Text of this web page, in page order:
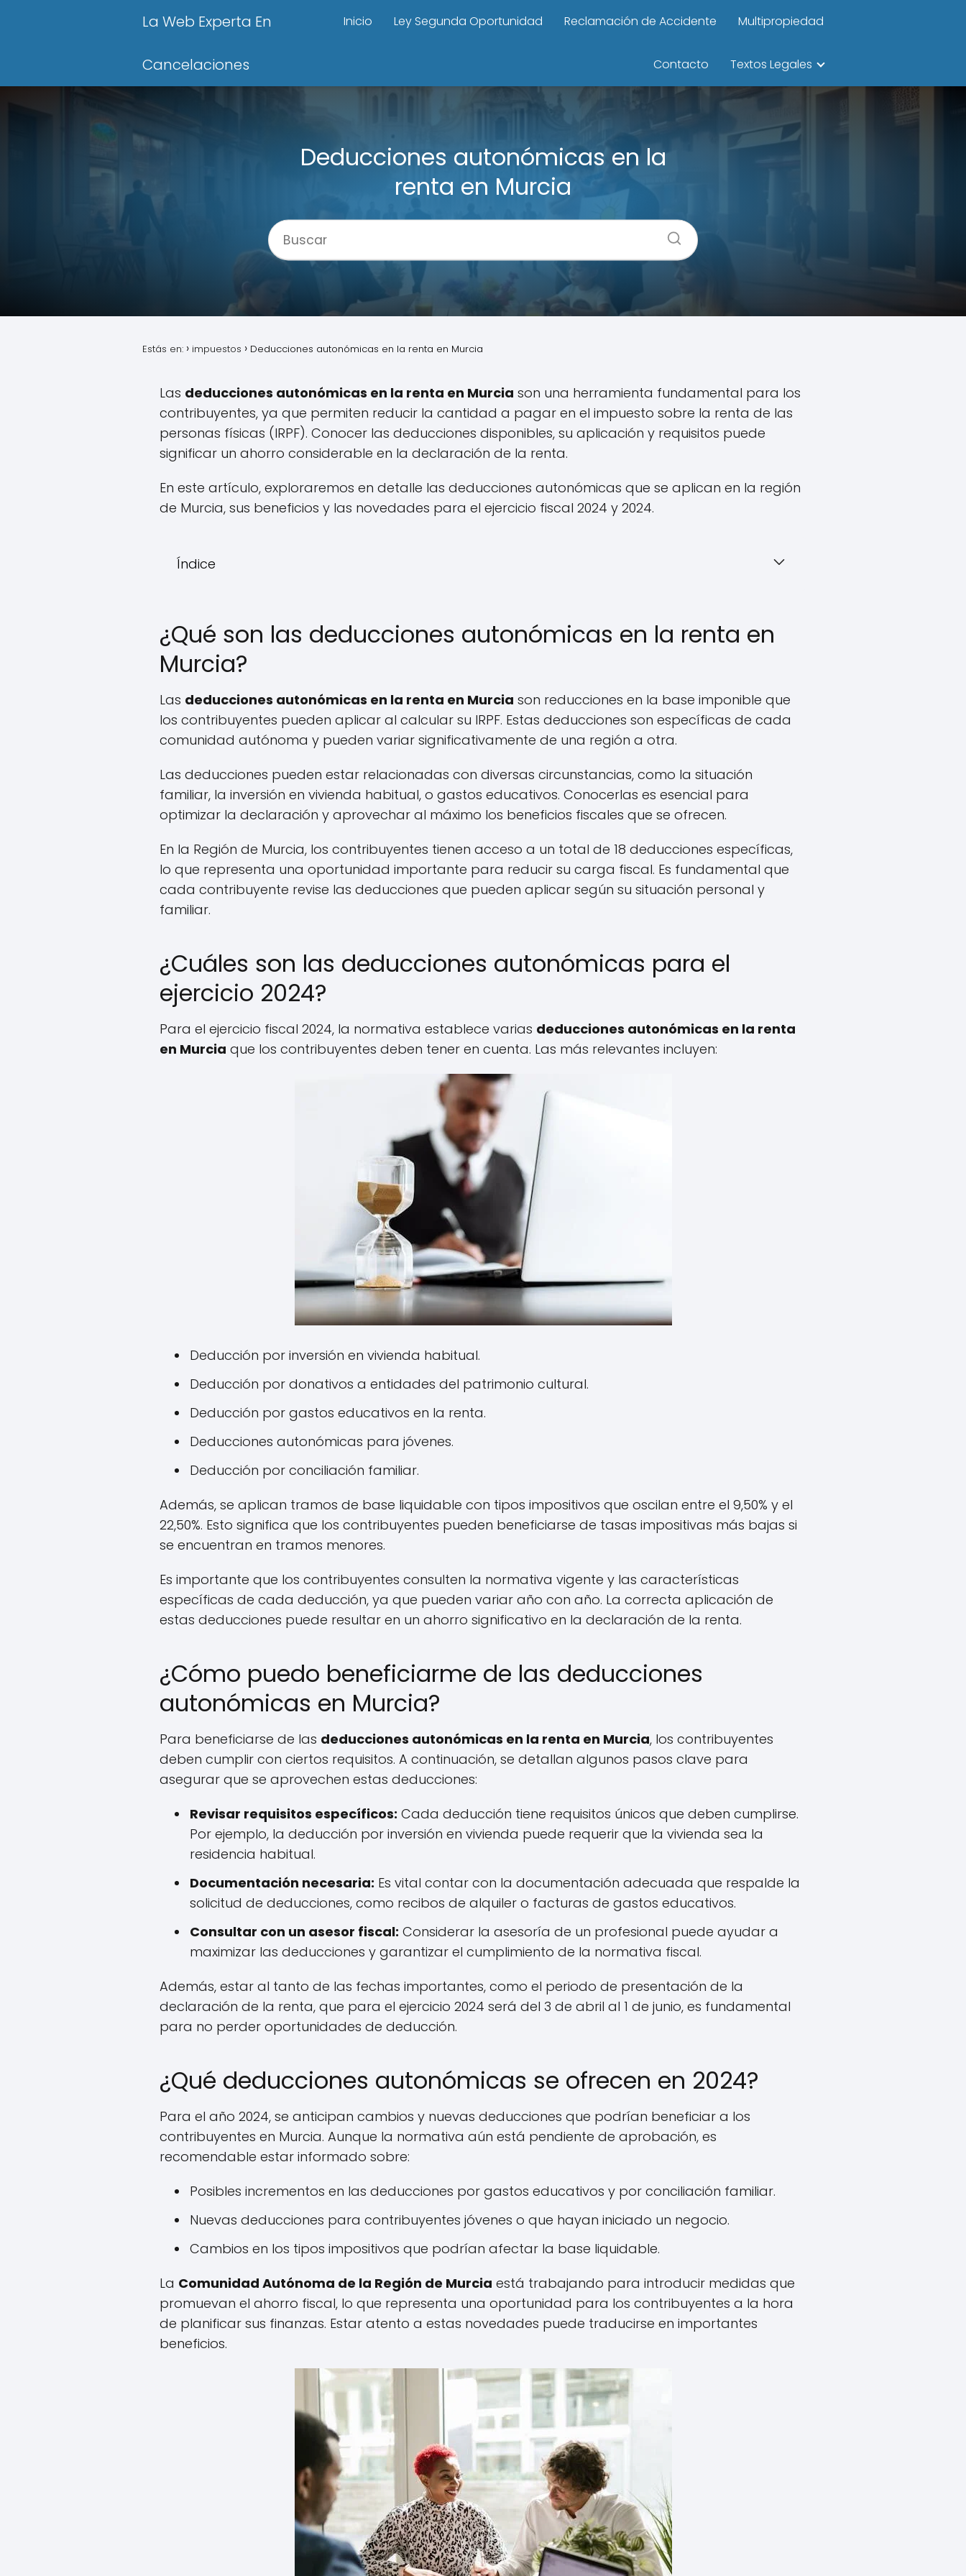
La Web Experta En
Cancelaciones
Inicio Ley Segunda Oportunidad Reclamación de Accidente Multipropiedad
Contacto Textos Legales
Deducciones autonómicas en la
renta en Murcia​
Estás en: impuestos Deducciones autonómicas en la renta en Murcia​
Las deducciones autonómicas en la renta en Murcia son una herramienta fundamental para los
contribuyentes, ya que permiten reducir la cantidad a pagar en el impuesto sobre la renta de las
personas físicas (IRPF). Conocer las deducciones disponibles, su aplicación y requisitos puede
significar un ahorro considerable en la declaración de la renta.
En este artículo, exploraremos en detalle las deducciones autonómicas que se aplican en la región
de Murcia, sus beneficios y las novedades para el ejercicio fiscal 2024 y 2024.
Índice
¿Qué son las deducciones autonómicas en la renta en
Murcia?
Las deducciones autonómicas en la renta en Murcia son reducciones en la base imponible que
los contribuyentes pueden aplicar al calcular su IRPF. Estas deducciones son específicas de cada
comunidad autónoma y pueden variar significativamente de una región a otra.
Las deducciones pueden estar relacionadas con diversas circunstancias, como la situación
familiar, la inversión en vivienda habitual, o gastos educativos. Conocerlas es esencial para
optimizar la declaración y aprovechar al máximo los beneficios fiscales que se ofrecen.
En la Región de Murcia, los contribuyentes tienen acceso a un total de 18 deducciones específicas,
lo que representa una oportunidad importante para reducir su carga fiscal. Es fundamental que
cada contribuyente revise las deducciones que pueden aplicar según su situación personal y
familiar.
¿Cuáles son las deducciones autonómicas para el
ejercicio 2024?
Para el ejercicio fiscal 2024, la normativa establece varias deducciones autonómicas en la renta
en Murcia que los contribuyentes deben tener en cuenta. Las más relevantes incluyen:
Deducción por inversión en vivienda habitual.
Deducción por donativos a entidades del patrimonio cultural.
Deducción por gastos educativos en la renta.
Deducciones autonómicas para jóvenes.
Deducción por conciliación familiar.
Además, se aplican tramos de base liquidable con tipos impositivos que oscilan entre el 9,50% y el
22,50%. Esto significa que los contribuyentes pueden beneficiarse de tasas impositivas más bajas si
se encuentran en tramos menores.
Es importante que los contribuyentes consulten la normativa vigente y las características
específicas de cada deducción, ya que pueden variar año con año. La correcta aplicación de
estas deducciones puede resultar en un ahorro significativo en la declaración de la renta.
¿Cómo puedo beneficiarme de las deducciones
autonómicas en Murcia?
Para beneficiarse de las deducciones autonómicas en la renta en Murcia, los contribuyentes
deben cumplir con ciertos requisitos. A continuación, se detallan algunos pasos clave para
asegurar que se aprovechen estas deducciones:
Revisar requisitos específicos: Cada deducción tiene requisitos únicos que deben cumplirse.
Por ejemplo, la deducción por inversión en vivienda puede requerir que la vivienda sea la
residencia habitual.
Documentación necesaria: Es vital contar con la documentación adecuada que respalde la
solicitud de deducciones, como recibos de alquiler o facturas de gastos educativos.
Consultar con un asesor fiscal: Considerar la asesoría de un profesional puede ayudar a
maximizar las deducciones y garantizar el cumplimiento de la normativa fiscal.
Además, estar al tanto de las fechas importantes, como el periodo de presentación de la
declaración de la renta, que para el ejercicio 2024 será del 3 de abril al 1 de junio, es fundamental
para no perder oportunidades de deducción.
¿Qué deducciones autonómicas se ofrecen en 2024?
Para el año 2024, se anticipan cambios y nuevas deducciones que podrían beneficiar a los
contribuyentes en Murcia. Aunque la normativa aún está pendiente de aprobación, es
recomendable estar informado sobre:
Posibles incrementos en las deducciones por gastos educativos y por conciliación familiar.
Nuevas deducciones para contribuyentes jóvenes o que hayan iniciado un negocio.
Cambios en los tipos impositivos que podrían afectar la base liquidable.
La Comunidad Autónoma de la Región de Murcia está trabajando para introducir medidas que
promuevan el ahorro fiscal, lo que representa una oportunidad para los contribuyentes a la hora
de planificar sus finanzas. Estar atento a estas novedades puede traducirse en importantes
beneficios.